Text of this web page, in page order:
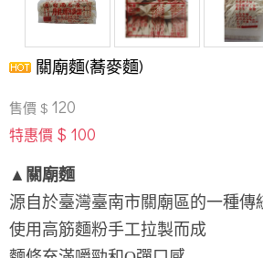
關廟麵(蕎麥麵)
售價 $ 120
特惠價 $ 100
▲關廟麵
源自於臺灣臺南市關廟區的一種傳
使用高筋麵粉手工拉製而成